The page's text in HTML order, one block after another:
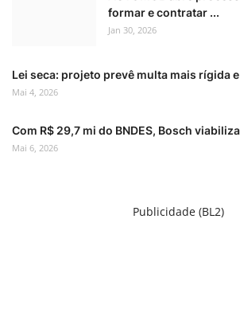
formar e contratar ...
Jan 30, 2026
Lei seca: projeto prevê multa mais rígida
Mai 4, 2026
Com R$ 29,7 mi do BNDES, Bosch
Mai 6, 2026
Publicidade (BL2)